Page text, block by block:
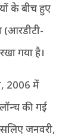
के बीच हुए
गया है।
2006 में
की गई
जनवरी,